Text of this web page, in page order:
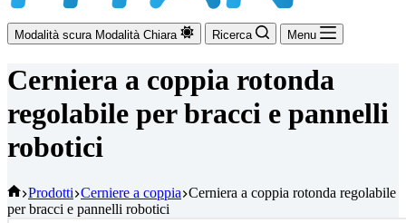
Modalità scura Modalità Chiara Ricerca Menu
Cerniera a coppia rotonda
regolabile per bracci e pannelli
robotici
Casa
Prodotti Cerniere a coppia Cerniera a coppia rotonda regolabile
per bracci e pannelli robotici